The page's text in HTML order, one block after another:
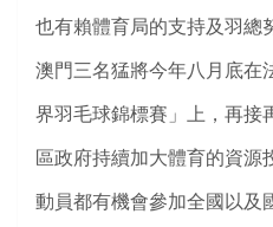
也有賴體育局的支持及羽總
澳門三名猛將今年八月底在
界羽毛球錦標賽」上，再接
區政府持續加大體育的資源
動員都有機會參加全國以及